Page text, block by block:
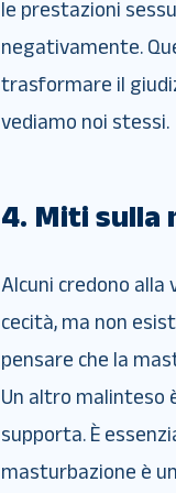
le prestazioni
negativamente.
trasformare il
vediamo noi stessi.
4. Miti sulla
Alcuni credono alla
cecità, ma non
pensare che la
Un altro malinteso
supporta. È
masturbazione è